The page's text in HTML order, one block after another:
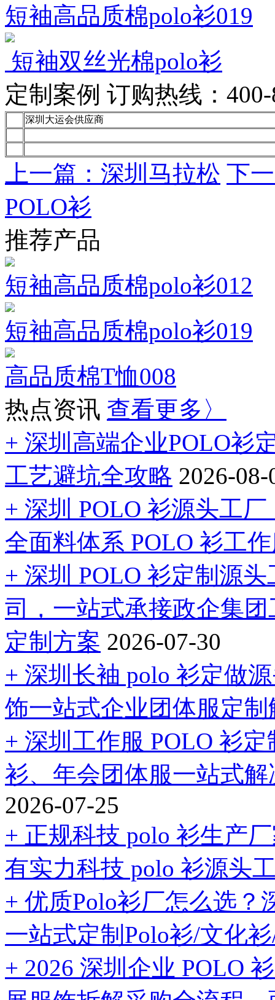
短袖高品质棉polo衫019
短袖双丝光棉polo衫
定制案例 订购热线：
深圳大运会供应商
上一篇：深圳马拉松 下
POLO衫
推荐产品
短袖高品质棉polo衫012
短袖高品质棉polo衫019
高品质棉T恤008
热点资讯 查看更多〉
+ 深圳高端企业POLO衫
工艺避坑全攻略 2026-08-
+ 深圳 POLO 衫源头工
全面料体系 POLO 衫工
+ 深圳 POLO 衫定制源
司，一站式承接政企集
定制方案 2026-07-30
+ 深圳长袖 polo 衫定做
饰一站式企业团体服定
+ 深圳工作服 POLO 衫
衫、年会团体服一站式
2026-07-25
+ 正规科技 polo 衫生产
有实力科技 polo 衫源头
+ 优质Polo衫厂怎么选？
一站式定制Polo衫/文化
+ 2026 深圳企业 POLO